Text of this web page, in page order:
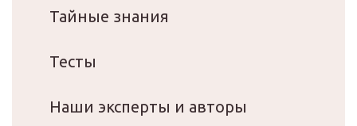
Тайные знания
Тесты
Наши эксперты и авторы